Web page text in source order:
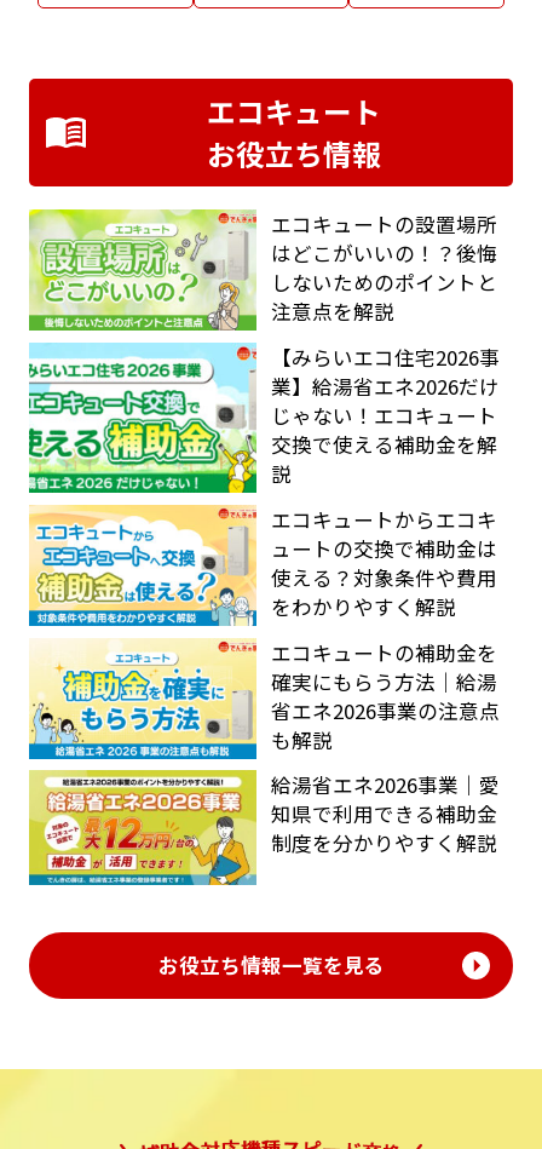
エコキュート
お役立ち情報
エコキュートの設置場所
はどこがいいの！？後悔
しないためのポイントと
注意点を解説
【みらいエコ住宅2026事
業】給湯省エネ2026だけ
じゃない！エコキュート
交換で使える補助金を解
説
エコキュートからエコキ
ュートの交換で補助金は
使える？対象条件や費用
をわかりやすく解説
エコキュートの補助金を
確実にもらう方法｜給湯
省エネ2026事業の注意点
も解説
給湯省エネ2026事業｜愛
知県で利用できる補助金
制度を分かりやすく解説
お役立ち情報一覧を見る